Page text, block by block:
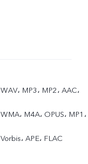
WAV، MP3، MP2، AAC،
WMA، M4A، OPUS، MP1،
Vorbis، APE، FLAC